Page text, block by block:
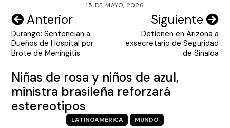
15 DE MAYO, 2026
Navegación
de
entradas
Anterior
Durango: Sentencian a
Dueños de Hospital por
Brote de Meningitis
Siguiente
Detienen en Arizona a
exsecretario de Seguridad
de Sinaloa
Niñas de rosa y niños de azul,
ministra brasileña reforzará
estereotipos
LATINOAMÉRICA
MUNDO